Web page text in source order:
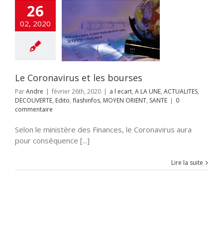
26
02, 2020
et les
DECOUVERTE
Le Coronavirus et les bourses
ParAndre | février 26th, 2020 | a l ecart, A LA UNE, ACTUALITES,
DECOUVERTE, Edito, flashinfos, MOYEN ORIENT, SANTE | 0
commentaire
Selon le ministère des Finances, le Coronavirus aura
pour conséquence [...]
Lire la suite